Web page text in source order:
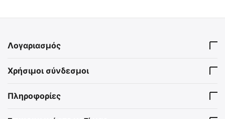
Λογαριασμός
Χρήσιμοι σύνδεσμοι
Πληροφορίες